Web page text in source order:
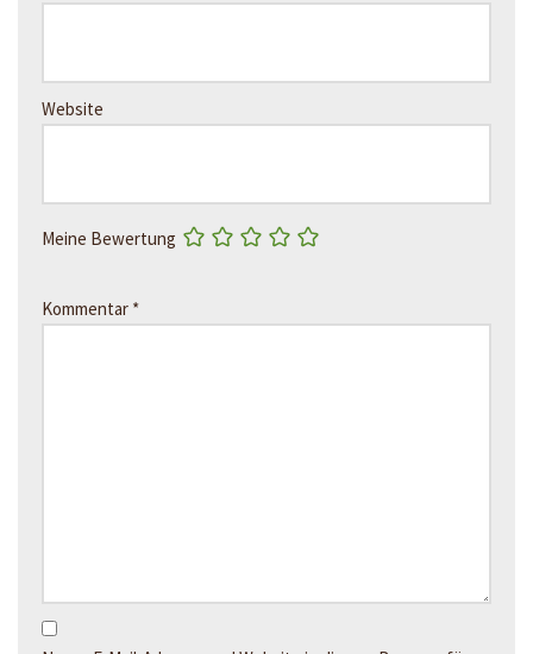
Website
Meine Bewertung
Kommentar *